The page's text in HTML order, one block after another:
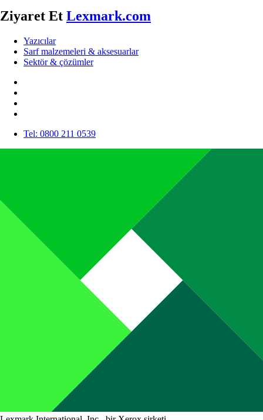
Ziyaret Et Lexmark.com
Yazıcılar
Sarf malzemeleri & aksesuarlar
Sektör & çözümler
Tel: 0800 211 0539